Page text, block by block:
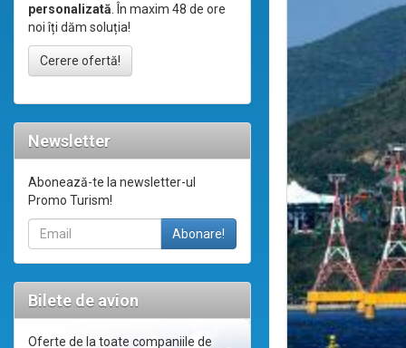
personalizată. În maxim 48 de ore
noi îți dăm soluția!
Cerere ofertă!
Newsletter
Abonează-te la newsletter-ul
Promo Turism!
Bilete de avion
Oferte de la toate companiile de